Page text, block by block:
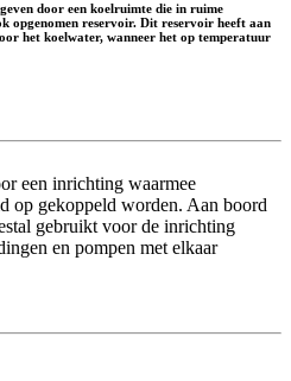
door een koelruimte die in ruime
opgenomen reservoir. Dit reservoir heeft aan
het koelwater, wanneer het op temperatuur
een inrichting waarmee
op gekoppeld worden. Aan boord
gebruikt voor de inrichting
en pompen met elkaar